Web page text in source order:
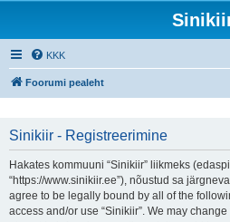
KKK
Foorumi pealeht
Sinikiir - Registreerimine
Hakates kommuuni “Sinikiir” liikmeks
“https://www.sinikiir.ee”), nõustud sa
agree to be legally bound by all of the
access and/or use “Sinikiir”. We may